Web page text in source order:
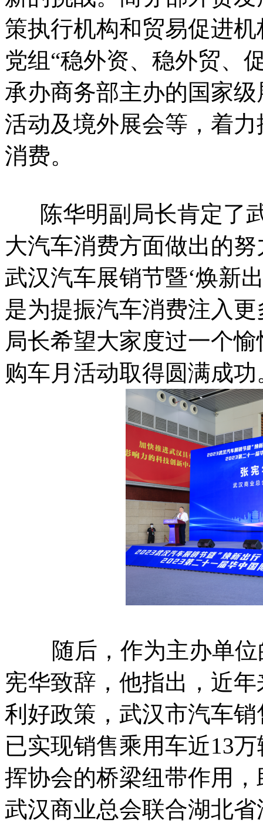
策执行机构和贸易促进
党组“稳外资、稳外贸、
承办商务部主办的国家
活动及境外展会等，着
消费。
陈华明副局长肯定了
大汽车消费方面做出的
武汉汽车展销节暨‘焕新
是为提振汽车消费注入
局长希望大家度过一个
购车月活动取得圆满成功
随后，作为主办单位
宪华致辞，他指出，近
利好政策，武汉市汽车
已实现销售乘用车近13
挥协会的桥梁纽带作用
武汉商业总会联合湖北